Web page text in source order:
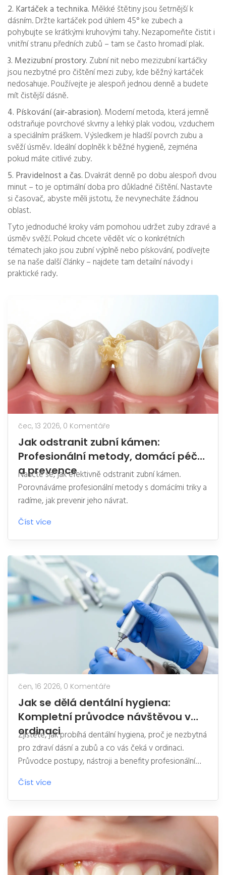
2. Kartáček a technika. Měkké štětiny jsou šetrnější k
dásním. Držte kartáček pod úhlem 45° ke zubech a
pohybujte se krátkými kruhovými tahy. Nezapomeňte čistit i
vnitřní stranu předních zubů – tam se často hromadí plak.
3. Mezizubní prostory. Zubní nit nebo mezizubní kartáčky
jsou nezbytné pro čištění mezi zuby, kde běžný kartáček
nedosahuje. Používejte je alespoň jednou denně a budete
mít čistější dásně.
4. Pískování (air‑abrasion). Moderní metoda, která jemně
odstraňuje povrchové skvrny a lehký plak vodou, vzduchem
a speciálním práškem. Výsledkem je hladší povrch zubu a
svěží úsměv. Ideální doplněk k běžné hygieně, zejména
pokud máte citlivé zuby.
5. Pravidelnost a čas. Dvakrát denně po dobu alespoň dvou
minut – to je optimální doba pro důkladné čištění. Nastavte
si časovač, abyste měli jistotu, že nevynecháte žádnou
oblast.
Tyto jednoduché kroky vám pomohou udržet zuby zdravé a
úsměv svěží. Pokud chcete vědět víc o konkrétních
tématech jako jsou zubní výplně nebo pískování, podívejte
se na naše další články – najdete tam detailní návody i
praktické rady.
čec, 13 2026, 0 Komentáře
Jak odstranit zubní kámen:
Profesionální metody, domácí péče
a prevence
Naučte se, jak efektivně odstranit zubní kámen.
Porovnáváme profesionální metody s domácími triky a
radíme, jak prevenir jeho návrat.
Číst více
čen, 16 2026, 0 Komentáře
Jak se dělá dentální hygiena:
Kompletní průvodce návštěvou v
ordinaci
Zjistěte, jak probíhá dentální hygiena, proč je nezbytná
pro zdraví dásní a zubů a co vás čeká v ordinaci.
Průvodce postupy, nástroji a benefity profesionální
péče.
Číst více